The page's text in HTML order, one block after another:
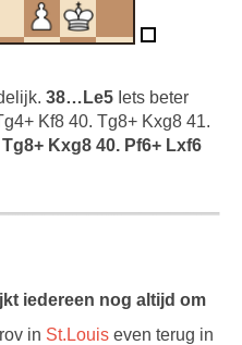
38…Le5 Iets beter
Kf8 40. Tg8+ Kxg8 41.
Tg8+ Kxg8 40. Pf6+ Lxf6
iedereen nog altijd om
in St.Louis even terug in